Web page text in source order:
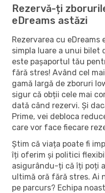
Rezervă-ți
eDreams astăzi
Rezervarea cu
simpla luare a unui bilet
este pașaportul tău
fără stres! Având cel
gamă largă de zboruri
sigur că obții cele mai
dată când rezervi. Și
Prime, vei debloca
care vor face fiecare
Știm că viața poate fi
îți oferim și politici
asigurându-ți că îți poți
ultimă oră fără stres. Ai
pe parcurs? Echipa